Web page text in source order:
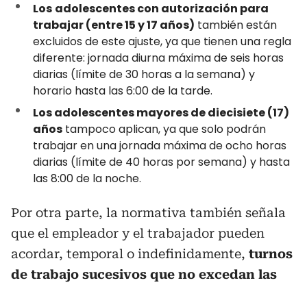
Los adolescentes con autorización para
trabajar (entre 15 y 17 años) también están
excluidos de este ajuste, ya que tienen una regla
diferente: jornada diurna máxima de seis horas
diarias (límite de 30 horas a la semana) y
horario hasta las 6:00 de la tarde.
Los adolescentes mayores de diecisiete (17)
años tampoco aplican, ya que solo podrán
trabajar en una jornada máxima de ocho horas
diarias (límite de 40 horas por semana) y hasta
las 8:00 de la noche.
Por otra parte, la normativa también señala
que el empleador y el trabajador pueden
acordar, temporal o indefinidamente, turnos
de trabajo sucesivos que no excedan las